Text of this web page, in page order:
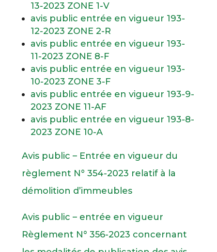
13-2023 ZONE 1-V
avis public entrée en vigueur 193-
12-2023 ZONE 2-R
avis public entrée en vigueur 193-
11-2023 ZONE 8-F
avis public entrée en vigueur 193-
10-2023 ZONE 3-F
avis public entrée en vigueur 193-9-
2023 ZONE 11-AF
avis public entrée en vigueur 193-8-
2023 ZONE 10-A
Avis public – Entrée en vigueur du
règlement N° 354-2023 relatif à la
démolition d’immeubles
Avis public – entrée en vigueur
Règlement N° 356-2023 concernant